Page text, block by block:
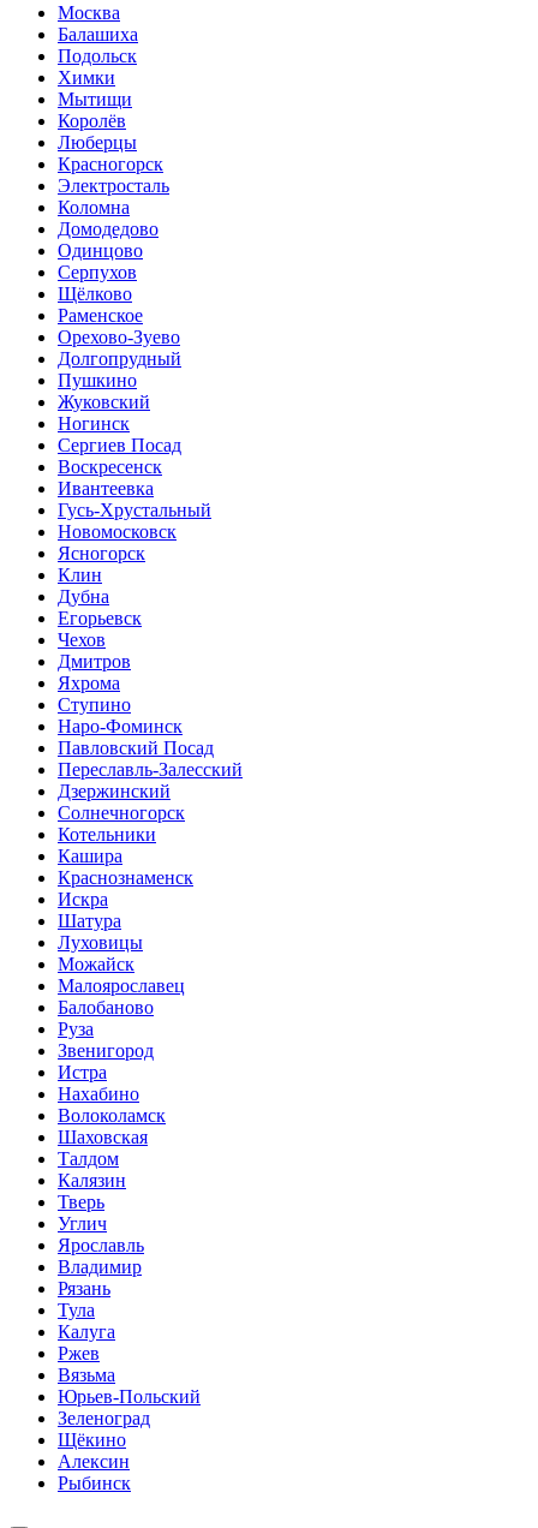
Москва
Балашиха
Подольск
Химки
Мытищи
Королёв
Люберцы
Красногорск
Электросталь
Коломна
Домодедово
Одинцово
Серпухов
Щёлково
Раменское
Орехово-Зуево
Долгопрудный
Пушкино
Жуковский
Ногинск
Сергиев Посад
Воскресенск
Ивантеевка
Гусь-Хрустальный
Новомосковск
Ясногорск
Клин
Дубна
Егорьевск
Чехов
Дмитров
Яхрома
Ступино
Наро-Фоминск
Павловский Посад
Переславль-Залесский
Дзержинский
Солнечногорск
Котельники
Кашира
Краснознаменск
Искра
Шатура
Луховицы
Можайск
Малоярославец
Балобаново
Руза
Звенигород
Истра
Нахабино
Волоколамск
Шаховская
Талдом
Калязин
Тверь
Углич
Ярославль
Владимир
Рязань
Тула
Калуга
Ржев
Вязьма
Юрьев-Польский
Зеленоград
Щёкино
Алексин
Рыбинск